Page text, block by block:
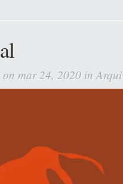
on mar 24, 2020 in